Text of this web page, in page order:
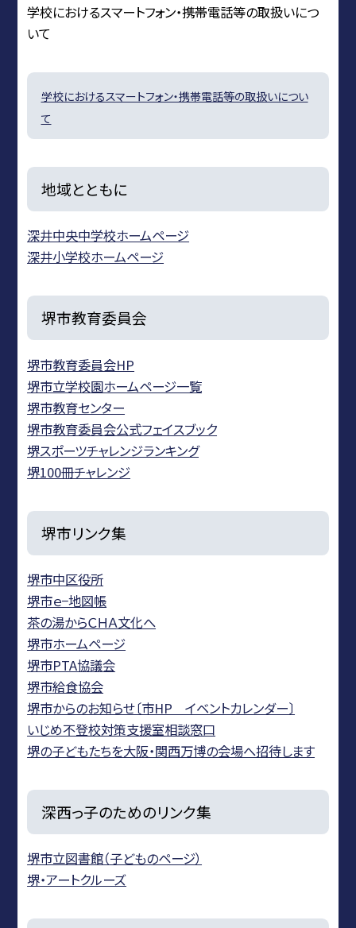
学校におけるスマートフォン・携帯電話等の取扱いにつ
いて
学校におけるスマートフォン・携帯電話等の取扱いについ
て
地域とともに
深井中央中学校ホームページ
深井小学校ホームページ
堺市教育委員会
堺市教育委員会HP
堺市立学校園ホームページ一覧
堺市教育センター
堺市教育委員会公式フェイスブック
堺スポーツチャレンジランキング
堺100冊チャレンジ
堺市リンク集
堺市中区役所
堺市ｅ−地図帳
茶の湯からＣＨＡ文化へ
堺市ホームページ
堺市PTA協議会
堺市給食協会
堺市からのお知らせ〔市HP イベントカレンダー〕
いじめ不登校対策支援室相談窓口
堺の子どもたちを大阪・関西万博の会場へ招待します
深西っ子のためのリンク集
堺市立図書館（子どものページ）
堺・アートクルーズ